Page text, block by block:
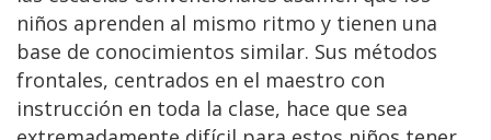
niños aprenden al mismo ritmo y tienen una
base de conocimientos similar. Sus métodos
frontales, centrados en el maestro con
instrucción en toda la clase, hace que sea